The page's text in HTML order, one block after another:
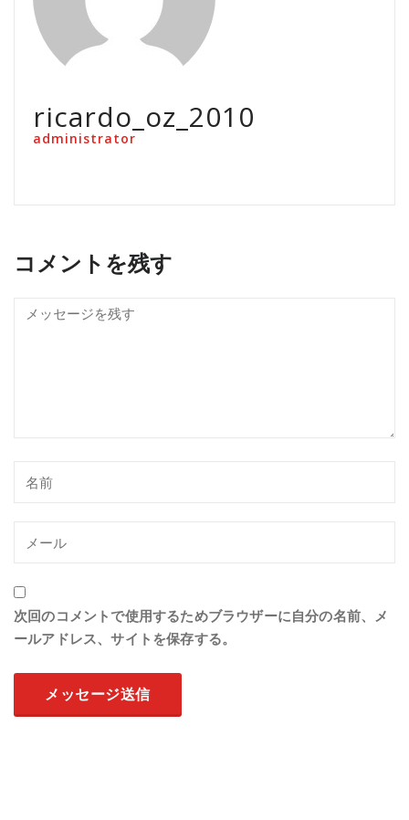
ricardo_oz_2010
administrator
コメントを残す
次回のコメントで使用するためブラウザーに自分の名前、メ
ールアドレス、サイトを保存する。